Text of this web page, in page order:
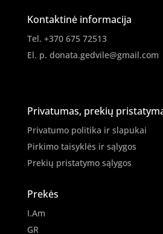
Kontaktinė informacija
Tel. +370 675 72513
El. p. donata.gedvile@gmail.com
Privatumas, prekių
Privatumo politika ir slapukai
Pirkimo taisyklės ir sąlygos
Prekių pristatymo sąlygos
Prekės
I.Am
GR